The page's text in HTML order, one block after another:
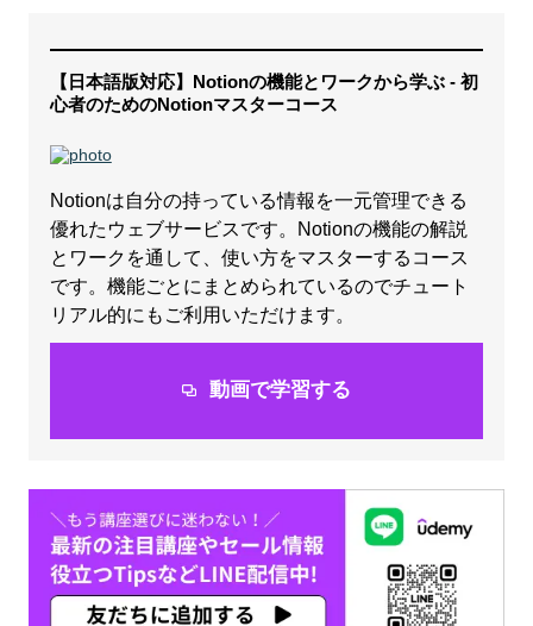
【日本語版対応】Notionの機能とワークから学ぶ - 初
心者のためのNotionマスターコース
Notionは自分の持っている情報を一元管理できる
優れたウェブサービスです。Notionの機能の解説
とワークを通して、使い方をマスターするコース
です。機能ごとにまとめられているのでチュート
リアル的にもご利用いただけます。
動画で学習する